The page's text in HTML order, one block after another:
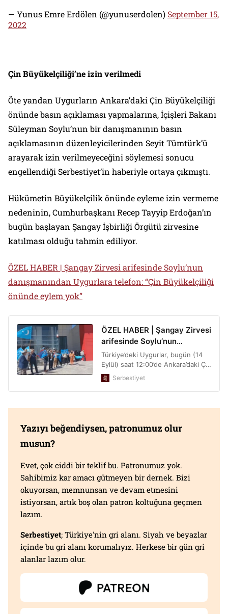
— Yunus Emre Erdölen (@yunuserdolen) September 15,
2022
Çin Büyükelçiliği’ne izin verilmedi
Öte yandan Uygurların Ankara’daki Çin Büyükelçiliği
önünde basın açıklaması yapmalarına, İçişleri Bakanı
Süleyman Soylu’nun bir danışmanının basın
açıklamasının düzenleyicilerinden Seyit Tümtürk’ü
arayarak izin verilmeyeceğini söylemesi sonucu
engellendiği Serbestiyet’in haberiyle ortaya çıkmıştı.
Hükümetin Büyükelçilik önünde eyleme izin vermeme
nedeninin, Cumhurbaşkanı Recep Tayyip Erdoğan’ın
bugün başlayan Şangay İşbirliği Örgütü zirvesine
katılması olduğu tahmin ediliyor.
ÖZEL HABER | Şangay Zirvesi arifesinde Soylu’nun
danışmanından Uygurlara telefon: “Çin Büyükelçiliği
önünde eylem yok”
Yazıyı beğendiysen, patronumuz olur
musun?
Evet, çok ciddi bir teklif bu. Patronumuz yok.
Sahibimiz kar amacı gütmeyen bir dernek. Bizi
okuyorsan, memnunsan ve devam etmesini
istiyorsan, artık boş olan patron koltuğuna geçmen
lazım.
Serbestiyet; Türkiye'nin gri alanı. Siyah ve beyazlar
içinde bu gri alanı korumalıyız. Herkese bir gün gri
alanlar lazım olur.